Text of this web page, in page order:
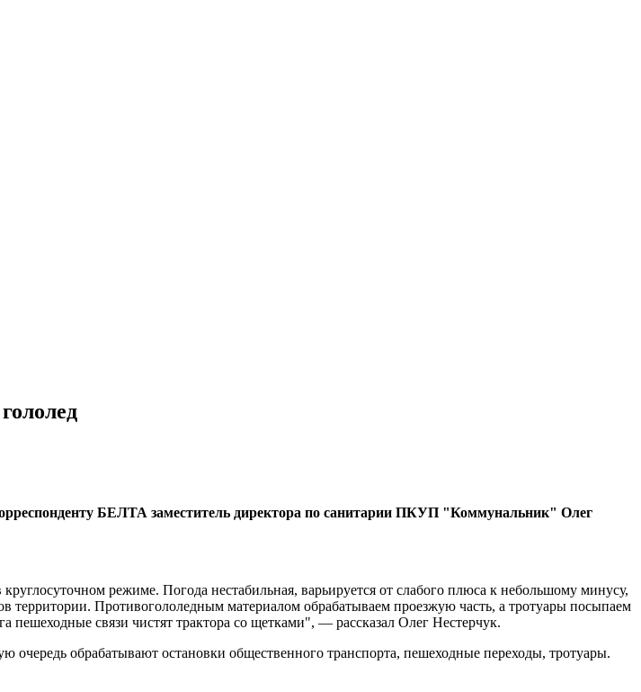
БЕЛТА заместитель директора по санитарии ПКУП "Коммунальник" Олег
режиме. Погода нестабильная, варьируется от слабого плюса к небольшому минусу,
территории. Противогололедным материалом обрабатываем проезжую часть, а тротуары посыпаем
связи чистят трактора со щетками", — рассказал Олег Нестерчук.
обрабатывают остановки общественного транспорта, пешеходные переходы, тротуары.